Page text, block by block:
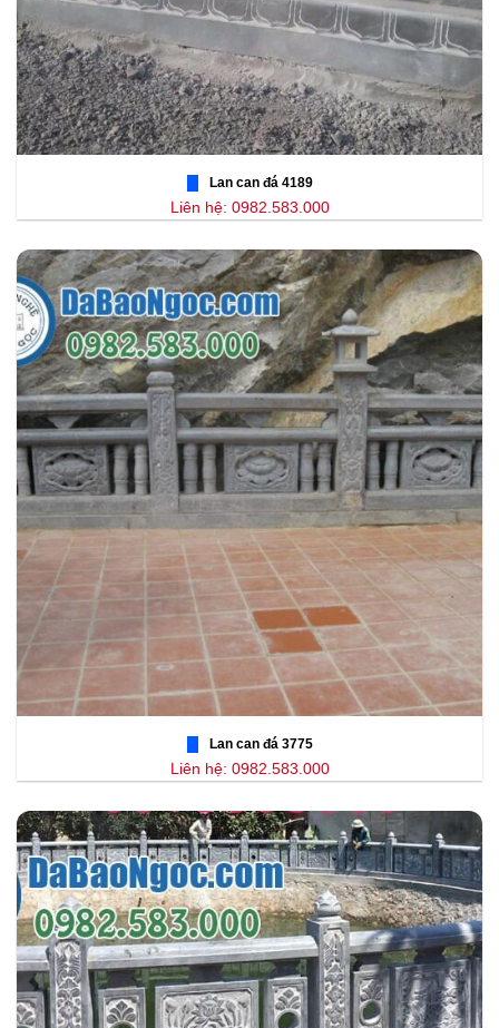
Lan can đá 4189
Liên hệ: 0982.583.000
Lan can đá 3775
Liên hệ: 0982.583.000